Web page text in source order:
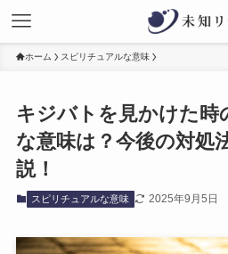
ホーム スピリチュアルな意味
キジバトを見かけた
な意味は？今後の対処
説！
スピリチュアルな意味 2025年9月5日